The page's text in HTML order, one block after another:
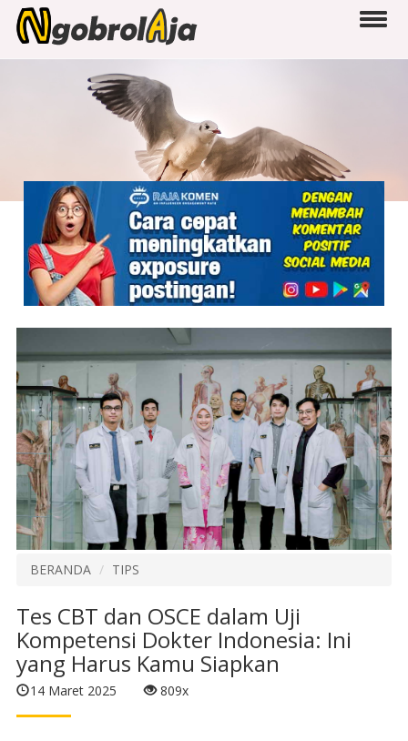
BERANDA TIPS
Tes CBT dan OSCE dalam Uji
Kompetensi Dokter Indonesia: Ini
yang Harus Kamu Siapkan
14 Maret 2025 809x